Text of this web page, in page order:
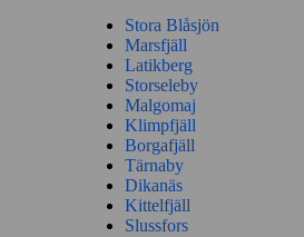
Stora Blåsjön
Marsfjäll
Latikberg
Storseleby
Malgomaj
Klimpfjäll
Borgafjäll
Tärnaby
Dikanäs
Kittelfjäll
Slussfors